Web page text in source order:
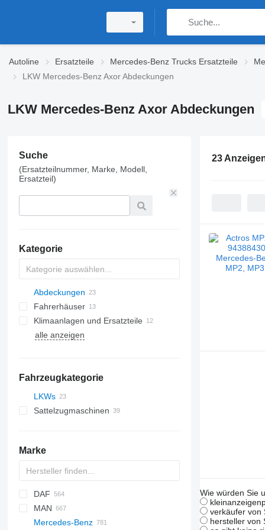
Autoline Ersatzteile Mercedes-Benz Trucks Ersatzteile
LKW Mercedes-Benz Axor Abdeckungen
LKW Mercedes-Benz Axor Abdeckungen
Suche
(Ersatzteilnummer, Marke, Modell,
Ersatzteil)
Kategorie
Abdeckungen
Fahrerhäuser
Klimaanlagen und Ersatzteile
Klimaleitungen
sonstige Teile für Klimaanlagen
Seitenscheiben
alle anzeigen
Fahrzeugkategorie
LKWs
Sattelzugmaschinen
Marke
MAXIMA
SUPRA
VECTOR
DAF
AS
CF
AC
Doblo
Ducato
F-MAX
Daily
EuroCargo
XF
KMK
LTM
MAN
A-series
Mercedes-Benz
23
Wie würden Sie
verkäufer von
hersteller von